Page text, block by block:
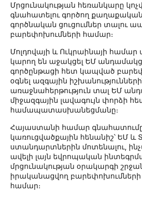
Մրցունակության հեռանկարը
գնահատելու գործող
գործնական ցուցումներ տալու
բարեփոխումների համար։
Մոլդովայի և Ուկրաինայի համար
կարող են աջակցել ԵՄ
գործընթացի հետ կապված
օգնել ազգային
առաջնահերթություն տալ ԵՄ
միջազգային լավագույն փորձի
համապատասխանեցմանը։
Հայաստանի համար
կառուցվածքային հենանիշ՝ ԵՄ և
ստանդարտներին մոտենալու,
ավելի լայն եվրոպական
մրցունակության օրակարգի
իրականացվող
համար։